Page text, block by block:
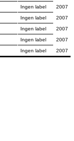
Ingen label
2007
Ingen label
2007
Ingen label
2007
Ingen label
2007
Ingen label 2007